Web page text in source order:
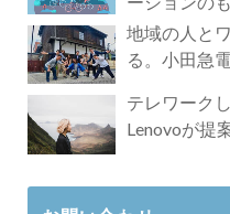
地域の人と
る。小田急
テレワーク
Lenovoが提